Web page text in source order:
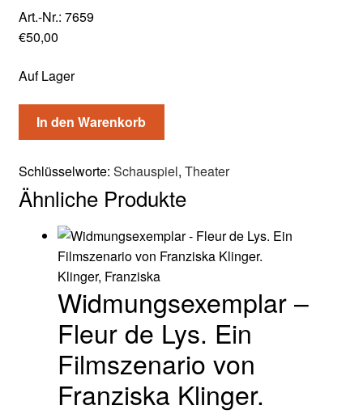
Art.-Nr.: 7659
€50,00
Auf Lager
In den Warenkorb
Schlüsselworte: Schauspiel, Theater
Ähnliche Produkte
Klinger, Franziska
Widmungsexemplar –
Fleur de Lys. Ein
Filmszenario von
Franziska Klinger.